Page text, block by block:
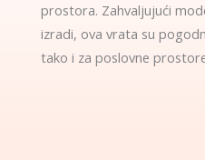
prostora. Zahvaljujući
izradi, ova vrata su
tako i za poslovne